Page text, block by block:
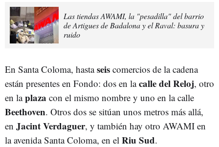
Las tiendas AWAMI, la "pesadilla" del barrio
de Artigues de Badalona y el Raval: basura y
ruido
En Santa Coloma, hastaseis comercios de la cadena
están presentes en Fondo: dos en lacalle del Reloj, otro
en laplaza con el mismo nombre y uno en la calle
Beethoven. Otros dos se sitúan unos metros más allá,
en Jacint Verdaguer, y también hay otro AWAMI en
la avenida Santa Coloma, en el Riu Sud.